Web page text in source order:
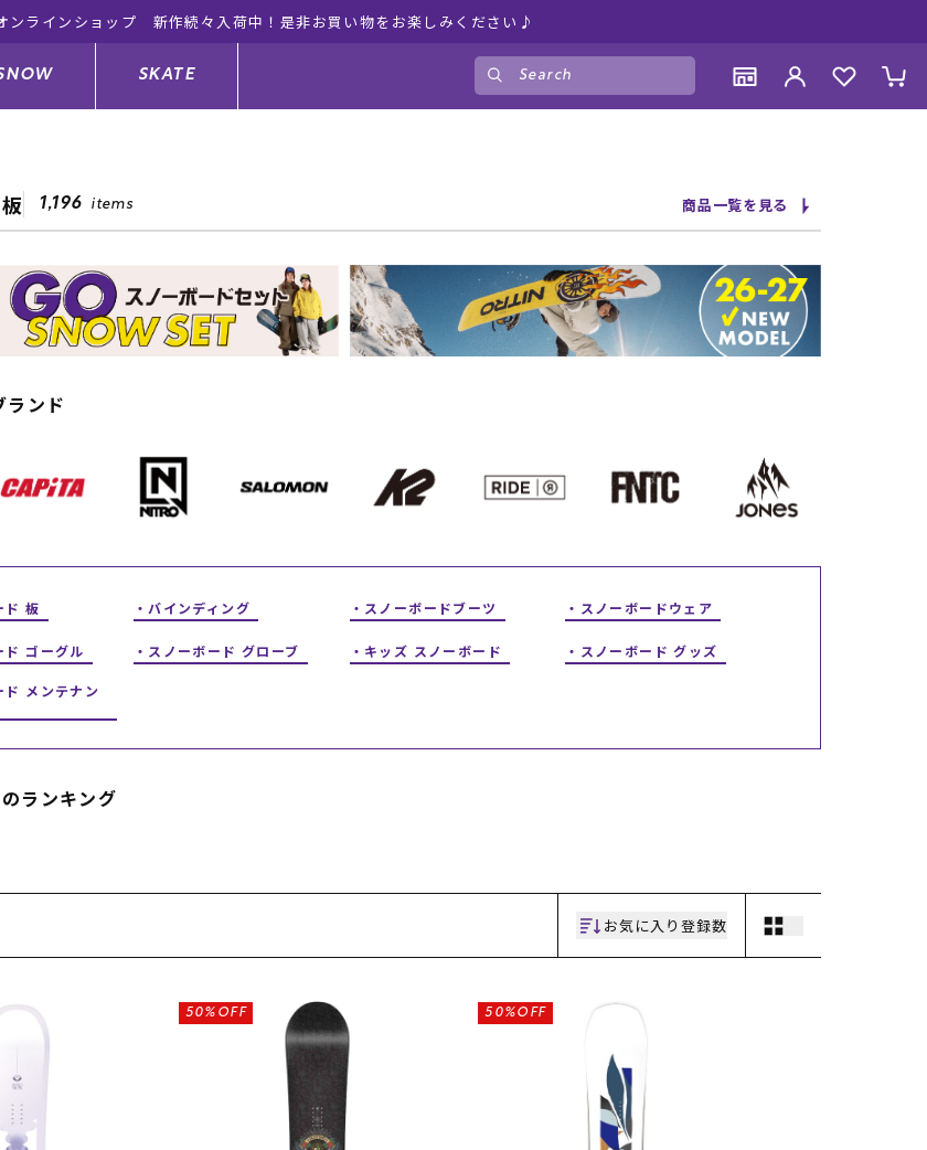
ンラインショップ 新作続々入荷中！是非お買い物をお楽しみください♪
トップス
サンダル
ス ストライダー/バイク/その他
CONTENTS
特集一覧
RIDE LIFE MAGAZINE一覧
スタッフスナップ
ブログ一覧
会員ランク
店頭受取サービス
店舗一覧
お問い合わせ
ニュース
ウェットスーツ
ンスグッズ キッズサーフィン
SURF TOP
CONTENTS
特集一覧
RIDE LIFE MAGAZINE一覧
スタッフスナップ
ブログ一覧
会員ランク
店頭受取サービス
店舗一覧
お問い合わせ
ニュース
バインディング
スノーボードウェア
中古/アウトレット スノーボード
CONTENTS
特集一覧
RIDE LIFE MAGAZINE一覧
スタッフスナップ
ブログ一覧
会員ランク
店頭受取サービス
店舗一覧
お問い合わせ
ニュース
SKATE
キッズスケートボード
スケートボードメンテナンスグッ
ズ
SKATE TOP
CONTENTS
特集一覧
RIDE LIFE MAGAZINE一覧
スタッフスナップ
ブログ一覧
会員ランク
店頭受取サービス
店舗一覧
お問い合わせ
ニュース
ログイン
商品一覧を見る
1,196 items
ランド
ド 板 バインディング スノーボードブーツ スノーボードウェア
ド ゴーグル スノーボード グローブ キッズ スノーボード スノーボード グッズ
ド メンテナン
ランキング
お気に入り登録数
50%OFF 50%OFF